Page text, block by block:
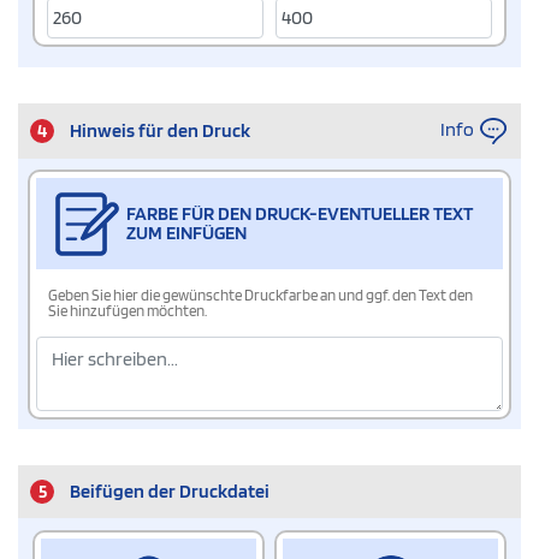
4 Hinweis für den Druck Info
FARBE FÜR DEN DRUCK-EVENTUELLER TEXT
ZUM EINFÜGEN
Geben Sie hier die gewünschte Druckfarbe an und ggf. den Text den
Sie hinzufügen möchten.
5 Beifügen der Druckdatei